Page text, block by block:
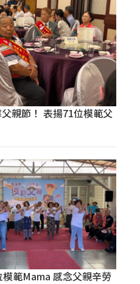
親節！ 表揚71位模範父
範Mama 感念父親辛勞